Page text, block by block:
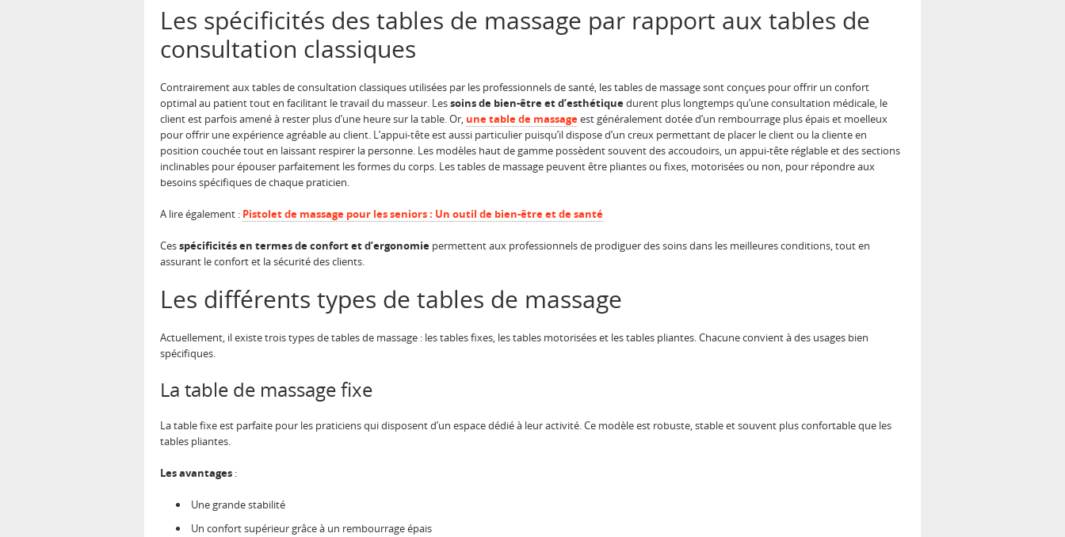
Les spécificités des tables de massage par rapport aux tables de
consultation classiques
Contrairement aux tables de consultation classiques utilisées par les professionnels de santé, les tables de massage sont conçues pour offrir un confort
optimal au patient tout en facilitant le travail du masseur. Lessoins de bien-être et d’esthétiquedurent plus longtemps qu’une consultation médicale, le
client est parfois amené à rester plus d’une heure sur la table. Or, une table de massageest généralement dotée d’un rembourrage plus épais et moelleux
pour offrir une expérience agréable au client. L’appui-tête est aussi particulier puisqu’il dispose d’un creux permettant de placer le client ou la cliente en
position couchée tout en laissant respirer la personne. Les modèles haut de gamme possèdent souvent des accoudoirs, un appui-tête réglable et des sections
inclinables pour épouser parfaitement les formes du corps. Les tables de massage peuvent être pliantes ou fixes, motorisées ou non, pour répondre aux
besoins spécifiques de chaque praticien.
A lire également : Pistolet de massage pour les seniors : Un outil de bien-être et de santé
Cesspécificités en termes de confort et d’ergonomie permettent aux professionnels de prodiguer des soins dans les meilleures conditions, tout en
assurant le confort et la sécurité des clients.
Les différents types de tables de massage
Actuellement, il existe trois types de tables de massage : les tables fixes, les tables motorisées et les tables pliantes. Chacune convient à des usages bien
spécifiques.
La table de massage fixe
La table fixe est parfaite pour les praticiens qui disposent d’un espace dédié à leur activité. Ce modèle est robuste, stable et souvent plus confortable que les
tables pliantes.
Les avantages :
Une grande stabilité
Un confort supérieur grâce à un rembourrage épais